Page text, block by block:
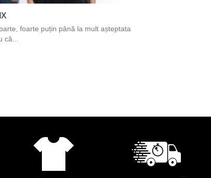
foarte puțin până la mult așteptata
Și pentru că...